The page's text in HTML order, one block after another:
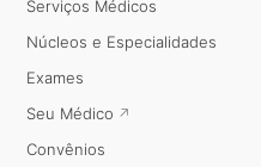
Serviços Médicos
Núcleos e Especialidades
Exames
Seu Médico
Convênios